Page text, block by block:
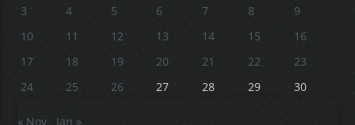
3
4 5 6 7 8
9
10
11 12 13 14 15
16
17
18 19 20 21 22
23
24
25 26 27 28 29 30
« Nov Jan »